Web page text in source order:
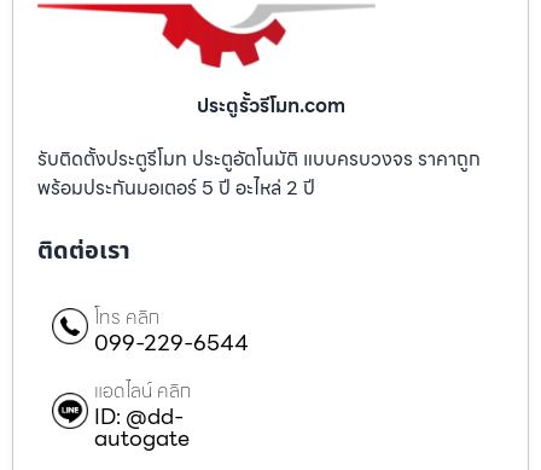
ประตูรั้วรีโมท.com
รับติดตั้งประตูรีโมท ประตูอัตโนมัติ แบบครบวงจร ราคาถูก
พร้อมประกันมอเตอร์ 5 ปี อะไหล่ 2 ปี
ติดต่อเรา
โทร คลิก
099-229-6544
แอดไลน์ คลิก
ID: @dd-
autogate